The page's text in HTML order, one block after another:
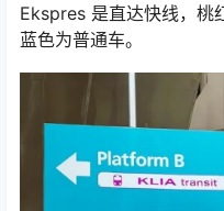
Ekspres 是直达快线，桃
蓝色为普通车。